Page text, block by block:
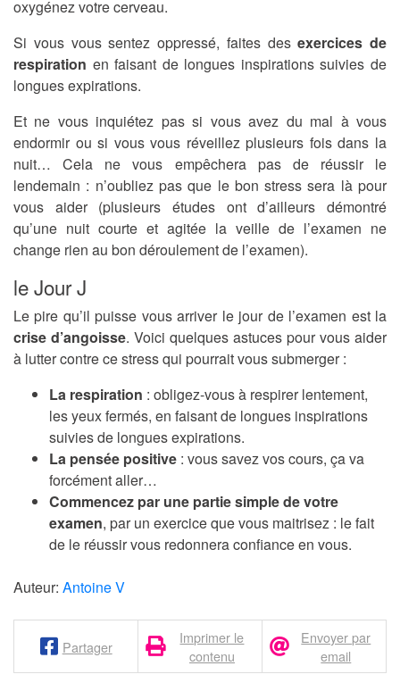
oxygénez votre cerveau.
Si vous vous sentez oppressé, faites desexercices de
respiration en faisant de longues inspirations suivies de
longues expirations.
Et ne vous inquiétez pas si vous avez du mal à vous
endormir ou si vous vous réveillez plusieurs fois dans la
nuit… Cela ne vous empêchera pas de réussir le
lendemain : n’oubliez pas que le bon stress sera là pour
vous aider (plusieurs études ont d’ailleurs démontré
qu’une nuit courte et agitée la veille de l’examen ne
change rien au bon déroulement de l’examen).
le Jour J
Le pire qu’il puisse vous arriver le jour de l’examen est la
crise d’angoisse. Voici quelques astuces pour vous aider
à lutter contre ce stress qui pourrait vous submerger :
La respiration : obligez-vous à respirer lentement,
les yeux fermés, en faisant de longues inspirations
suivies de longues expirations.
La pensée positive : vous savez vos cours, ça va
forcément aller…
Commencez par une partie simple de votre
examen, par un exercice que vous maitrisez : le fait
de le réussir vous redonnera confiance en vous.
Auteur: Antoine V
Partager
Imprimer le
contenu
Envoyer par
email